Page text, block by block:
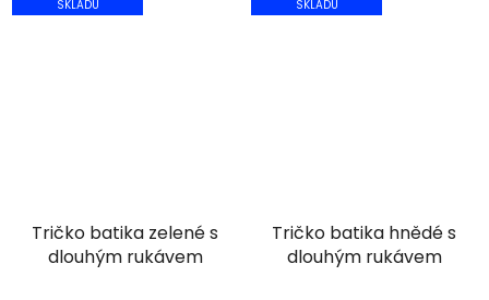
SKLADU
Tričko batika zelené s
dlouhým rukávem
SKLADU
Tričko batika hnědé s
dlouhým rukávem